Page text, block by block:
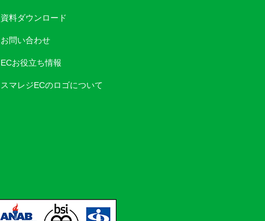
資料ダウンロード
お問い合わせ
ECお役立ち情報
スマレジECのロゴについて